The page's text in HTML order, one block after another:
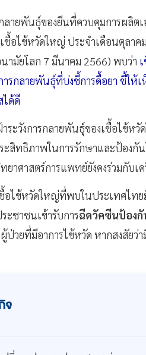
ลายพันธุ์ของยีนที่ควบคุมการผลิต
ชื้อไข้หวัดใหญ่ ประจำเดือนตุลาค
ามัยโลก 7 มีนาคม 2566) พบว่า
รกลายพันธุ์ที่บ่งชี้การดื้อยา ชี้ให้
ได้ดี
ระวังการกลายพันธุ์ของเชื้อไข้ห
สิทธิภาพในการรักษาและป้องกั
าศาสตร์การแพทย์ยังคงร่วมกับเค
อไข้หวัดใหญ่ที่พบในประเทศไ
ะชาชนเข้ารับการฉีดวัคซีนป้อง
ป่วยที่มีอาการไข้หวัด หากสงสัยว่
จ